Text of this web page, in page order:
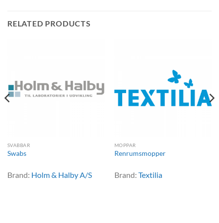
RELATED PRODUCTS
SVABBAR
Swabs
Brand: Holm & Halby A/S
MOPPAR
Renrumsmopper
Brand: Textilia